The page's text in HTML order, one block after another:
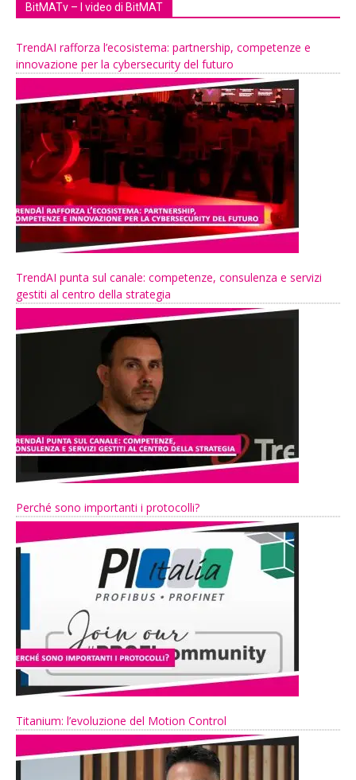
BitMATv – I video di BitMAT
TrendAI rafforza l’ecosistema: partnership, competenze e
innovazione per la cybersecurity del futuro
TrendAI punta sul canale: competenze, consulenza e servizi
gestiti al centro della strategia
Perché sono importanti i protocolli?
Titanium: l’evoluzione del Motion Control